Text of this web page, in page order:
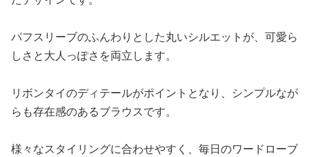
パフスリーブのふんわりとした丸いシルエットが、可愛ら
しさと大人っぽさを両立します。
リボンタイのディテールがポイントとなり、シンプルなが
らも存在感のあるブラウスです。
様々なスタイリングに合わせやすく、毎日のワードローブ